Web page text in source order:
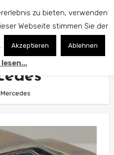
Mercedes
zu bieten, verwenden
Webseite stimmen Sie der
Akzeptieren Ablehnen